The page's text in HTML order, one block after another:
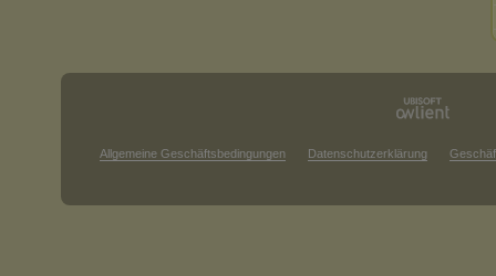
Allgemeine Geschäftsbedingungen Datenschutzerklärung